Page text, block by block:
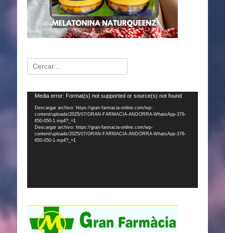
Buscar:
Reproductor
vídeo
Media error: Format(s) not supported or source(s) not found
Descargar archivo: https://gran-farmacia-online.com/wp-
content/uploads/2025/07/GRAN-FARMACIA-ANDORRA-WhatsApp-376-
650-050-1.mp4?_=1
Descargar archivo: https://gran-farmacia-online.com/wp-
content/uploads/2025/07/GRAN-FARMACIA-ANDORRA-WhatsApp-376-
650-050-1.mp4?_=1